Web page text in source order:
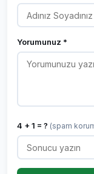
Yorumunuz *
4 + 1 = ? (spam